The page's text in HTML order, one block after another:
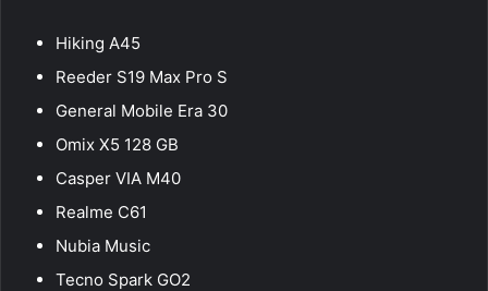
Hiking A45
Reeder S19 Max Pro S
General Mobile Era 30
Omix X5 128 GB
Casper VIA M40
Realme C61
Nubia Music
Tecno Spark GO2